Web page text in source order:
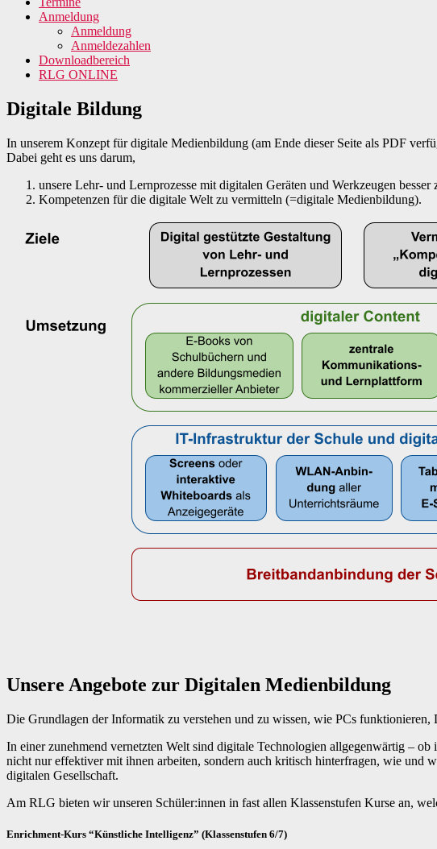
Anmeldung
Anmeldung
Anmeldezahlen
Downloadbereich
RLG ONLINE
Digitale Bildung
In unserem Konzept für digitale Medienbildung (am Ende dieser Seite als PDF
Dabei geht es uns darum,
unsere Lehr- und Lernprozesse mit digitalen Geräten und Werkzeugen
Kompetenzen für die digitale Welt zu vermitteln (=digitale Medienbildung).
Unsere Angebote zur Digitalen Medienbildung
Die Grundlagen der Informatik zu verstehen und zu wissen, wie PCs
In einer zunehmend vernetzten Welt sind digitale Technologien allgegenwärtig –
nicht nur effektiver mit ihnen arbeiten, sondern auch kritisch hinterfragen, wie und
digitalen Gesellschaft.
Am RLG bieten wir unseren Schüler:innen in fast allen Klassenstufen Kurse an,
Enrichment-Kurs “Künstliche Intelligenz” (Klassenstufen 6/7)